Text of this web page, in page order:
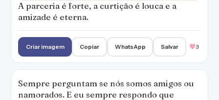
A parceria é forte, a curtição é louca e a
amizade é eterna.
Criar imagem Copiar WhatsApp Salvar 3
Sempre perguntam se nós somos amigos ou
namorados. E eu sempre respondo que